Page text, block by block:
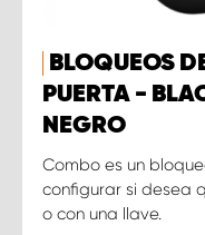
BLOQUEOS
PUERTA -
NEGRO
Combo es un
configurar si desea
o con una llave.